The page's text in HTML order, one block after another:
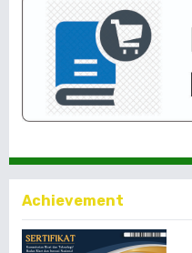
Achievement